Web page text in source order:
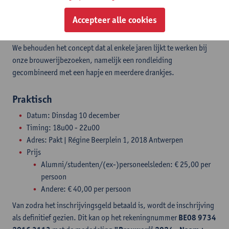
Aanbod DavingA
We behouden het concept dat al enkele jaren lijkt te werken bij
onze brouwerijbezoeken, namelijk een rondleiding
gecombineerd met een hapje en meerdere drankjes.
Praktisch
Datum: Dinsdag 10 december
Timing: 18u00 - 22u00
Adres: Pakt | Régine Beerplein 1, 2018 Antwerpen
Prijs
Alumni/studenten/(ex-)personeelsleden: € 25,00 per
persoon
Andere: € 40,00 per persoon
Van zodra het inschrijvingsgeld betaald is, wordt de inschrijving
als definitief gezien. Dit kan op het rekeningnummer BE08 9734
Accepteer alle cookies